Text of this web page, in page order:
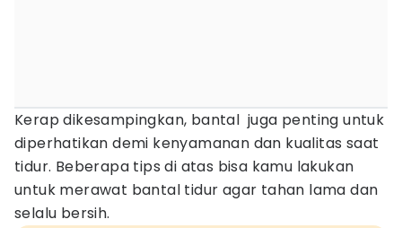
Kerap dikesampingkan, bantal juga penting untuk
diperhatikan demi kenyamanan dan kualitas saat
tidur. Beberapa tips di atas bisa kamu lakukan
untuk merawat bantal tidur agar tahan lama dan
selalu bersih.